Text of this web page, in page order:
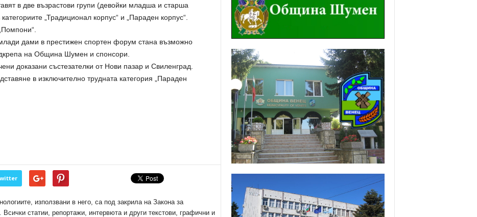
в две възрастови групи (девойки младша и старша
„Традиционал корпус“ и „Параден корпус“.
дами в престижен спортен форум стана възможно
на Община Шумен и спонсори.
доказани състезателки от Нови пазар и Свиленград.
в изключително трудната категория „Параден
използвани в него, са под закрила на Закона за
статии, репортажи, интервюта и други текстови, графични и